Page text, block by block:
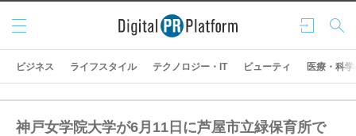
ログ
イン
検索
メニ
ュー
ビジネス ライフスタイル テクノロジー・IT ビューティ 医療・科学
神戸女学院大学が6月11日に芦屋市立緑保育所で